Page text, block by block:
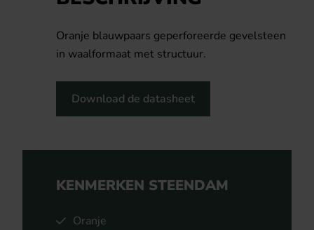
Oranje blauwpaars geperforeerde gevelsteen
in waalformaat met structuur.
Download de datasheet
KENMERKEN STEENDAM
Oranje